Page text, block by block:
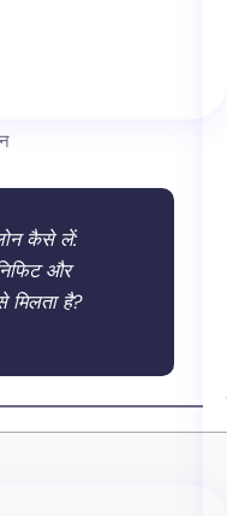
कैसे लें:
और
मिलता है?